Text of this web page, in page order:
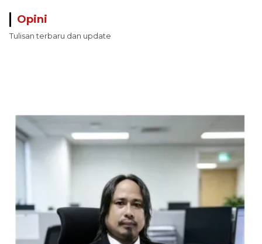
Opini
Tulisan terbaru dan update